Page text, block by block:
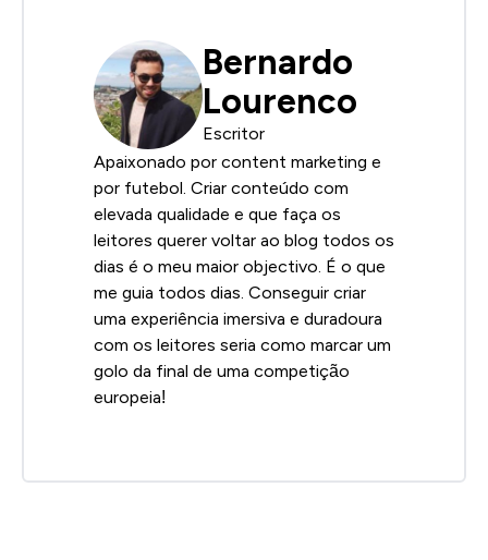
Bernardo
Lourenco
Escritor
Apaixonado por content marketing e
por futebol. Criar conteúdo com
elevada qualidade e que faça os
leitores querer voltar ao blog todos os
dias é o meu maior objectivo. É o que
me guia todos dias. Conseguir criar
uma experiência imersiva e duradoura
com os leitores seria como marcar um
golo da final de uma competição
europeia!